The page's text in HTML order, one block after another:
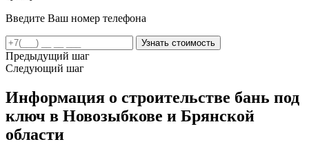
Введите Ваш номер телефона
Предыдущий шаг
Следующий шаг
Информация о строительстве бань под
ключ в Новозыбкове и Брянской
области